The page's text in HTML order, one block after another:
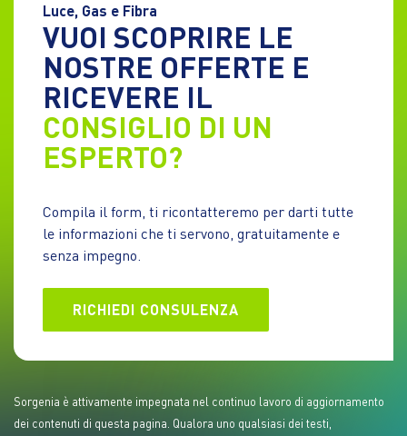
Luce, Gas e Fibra
VUOI SCOPRIRE LE
NOSTRE OFFERTE E
RICEVERE IL
CONSIGLIO DI UN
ESPERTO?
Compila il form, ti ricontatteremo per darti tutte
le informazioni che ti servono, gratuitamente e
senza impegno.
RICHIEDI CONSULENZA
Sorgenia è attivamente impegnata nel continuo lavoro di aggiornamento
dei contenuti di questa pagina. Qualora uno qualsiasi dei testi,